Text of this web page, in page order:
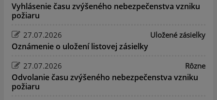
Vyhlásenie času zvýšeného nebezpečenstva vzniku
požiaru
27.07.2026 Uložené zásielky
Oznámenie o uložení listovej zásielky
27.07.2026 Rôzne
Odvolanie času zvýšeného nebezpečenstva vzniku
požiaru